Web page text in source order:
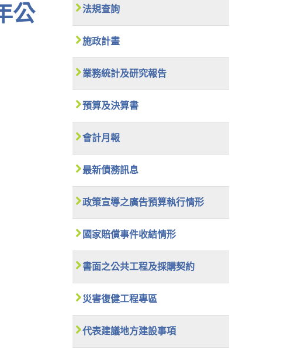
法規查詢
施政計畫
業務統計及研究報告
預算及決算書
會計月報
最新債務訊息
政策宣導之廣告預算執行情形
國家賠償事件收結情形
書面之公共工程及採購契約
災害復健工程專區
代表建議地方建設事項